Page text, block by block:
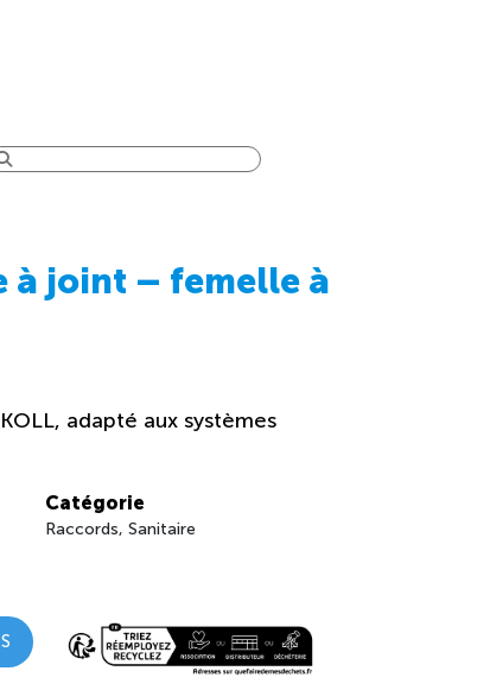
à joint – femelle à
adapté aux systèmes
Catégorie
Raccords, Sanitaire